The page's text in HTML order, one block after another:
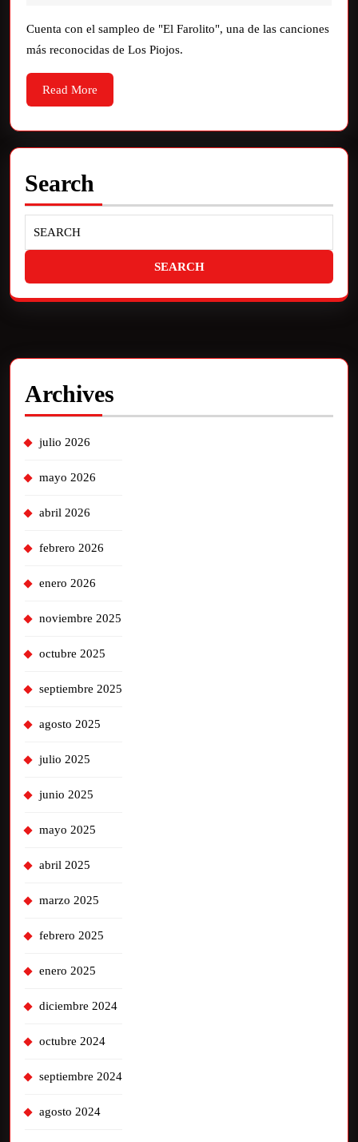
Cuenta con el sampleo de "El Farolito", una de las canciones
más reconocidas de Los Piojos.
Read More
Search
Archives
julio 2026
mayo 2026
abril 2026
febrero 2026
enero 2026
noviembre 2025
octubre 2025
septiembre 2025
agosto 2025
julio 2025
junio 2025
mayo 2025
abril 2025
marzo 2025
febrero 2025
enero 2025
diciembre 2024
octubre 2024
septiembre 2024
agosto 2024